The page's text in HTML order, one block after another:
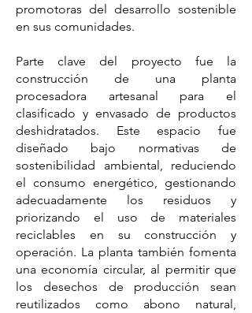
promotoras del desarrollo sostenible
en sus comunidades.
Parte clave del proyecto fue la
construcción de una planta
procesadora artesanal para el
clasificado y envasado de productos
deshidratados. Este espacio fue
diseñado bajo normativas de
sostenibilidad ambiental, reduciendo
el consumo energético, gestionando
adecuadamente los residuos y
priorizando el uso de materiales
reciclables en su construcción y
operación. La planta también fomenta
una economía circular, al permitir que
los desechos de producción sean
reutilizados como abono natural,